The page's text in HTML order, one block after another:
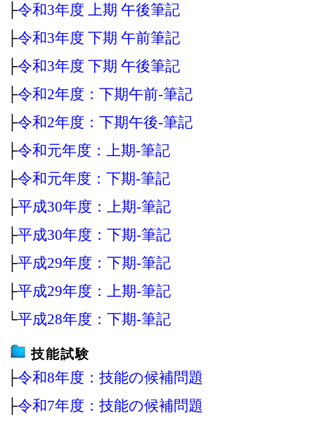
├令和3年度 上期 午後筆記
├令和3年度 下期 午前筆記
├令和3年度 下期 午後筆記
├令和2年度：下期午前‐筆記
├令和2年度：下期午後‐筆記
├令和元年度：上期‐筆記
├令和元年度：下期‐筆記
├平成30年度：上期‐筆記
├平成30年度：下期‐筆記
├平成29年度：下期‐筆記
├平成29年度：上期‐筆記
└平成28年度：下期‐筆記
技能試験
├令和8年度：技能の候補問題
├令和7年度：技能の候補問題